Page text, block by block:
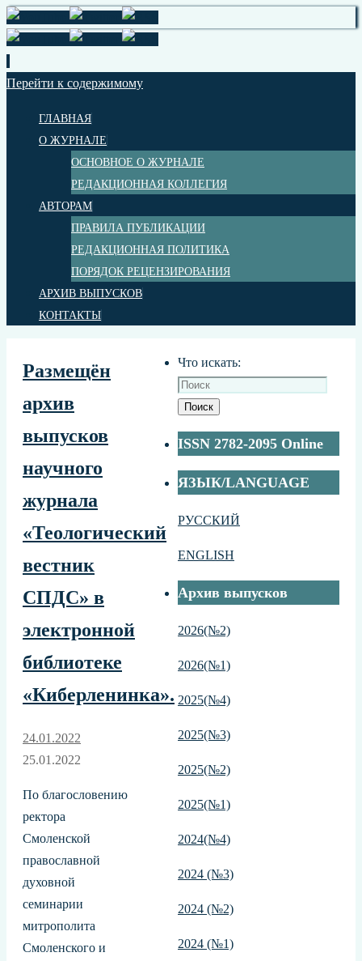
Перейти к содержимому
ГЛАВНАЯ
О ЖУРНАЛЕ
ОСНОВНОЕ О ЖУРНАЛЕ
РЕДАКЦИОННАЯ КОЛЛЕГИЯ
АВТОРАМ
ПРАВИЛА ПУБЛИКАЦИИ
РЕДАКЦИОННАЯ ПОЛИТИКА
ПОРЯДОК РЕЦЕНЗИРОВАНИЯ
АРХИВ ВЫПУСКОВ
КОНТАКТЫ
Размещён
архив
выпусков
научного
журнала
«Теологический
вестник
СПДС» в
электронной
библиотеке
«Киберленинка».
24.01.2022
25.01.2022
По благословению
ректора
Смоленской
православной
духовной
семинарии
митрополита
Смоленского и
Что искать:
Поиск
ISSN 2782-2095 Online
ЯЗЫК/LANGUAGE
РУССКИЙ
ENGLISH
Архив выпусков
2026(№2)
2026(№1)
2025(№4)
2025(№3)
2025(№2)
2025(№1)
2024(№4)
2024 (№3)
2024 (№2)
2024 (№1)